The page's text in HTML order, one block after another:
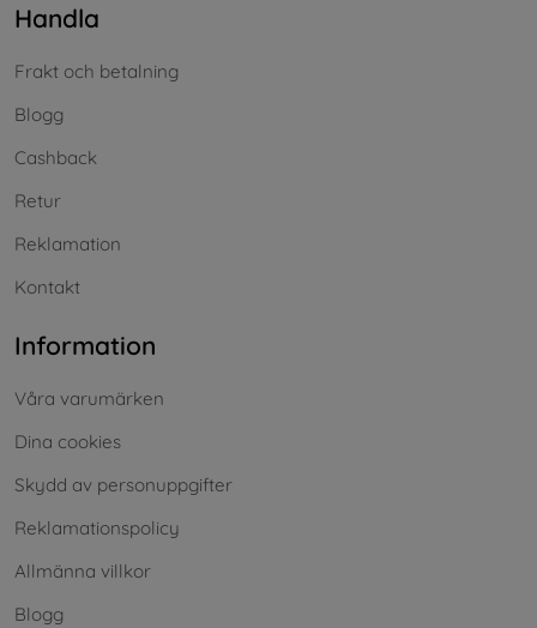
Handla
Frakt och betalning
Blogg
Cashback
Retur
Reklamation
Kontakt
Information
Våra varumärken
Dina cookies
Skydd av personuppgifter
Reklamationspolicy
Allmänna villkor
Blogg